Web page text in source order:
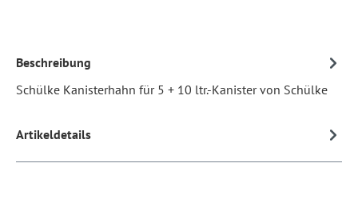
Beschreibung
Schülke Kanisterhahn für 5 + 10 ltr.-Kanister von Schülke
Artikeldetails